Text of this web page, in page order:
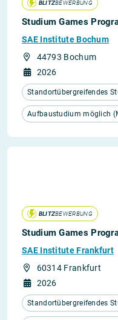
BLITZBEWERBUNG
Studium Games
SAE Institute Bochum
44793 Bochum
2026
Standortübergreifendes
Aufbaustudium möglich
BLITZBEWERBUNG
Studium Games
SAE Institute Frankfurt
60314 Frankfurt
2026
Standortübergreifendes